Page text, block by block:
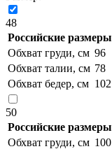
48
Российские размеры
Обхват груди, см 96
Обхват талии, см 78
Обхват бедер, см 102
50
Российские размеры
Обхват груди, см 100